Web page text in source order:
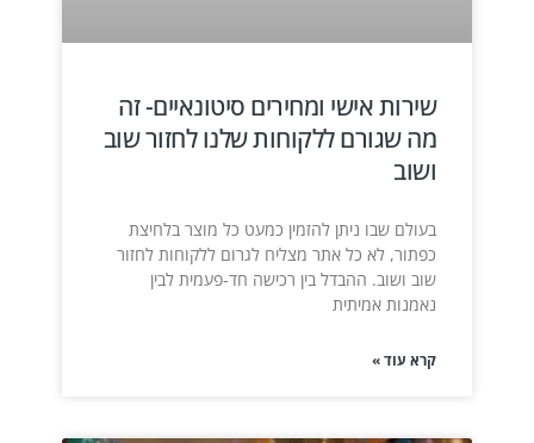
שירות אישי ומחירים סיטונאיים- זה
מה שגורם ללקוחות שלנו לחזור שוב
ושוב
בעולם שבו ניתן להזמין כמעט כל מוצר בלחיצת
כפתור, לא כל אתר מצליח לגרום ללקוחות לחזור
שוב ושוב. ההבדל בין רכישה חד-פעמית לבין
נאמנות אמיתית
קרא עוד »